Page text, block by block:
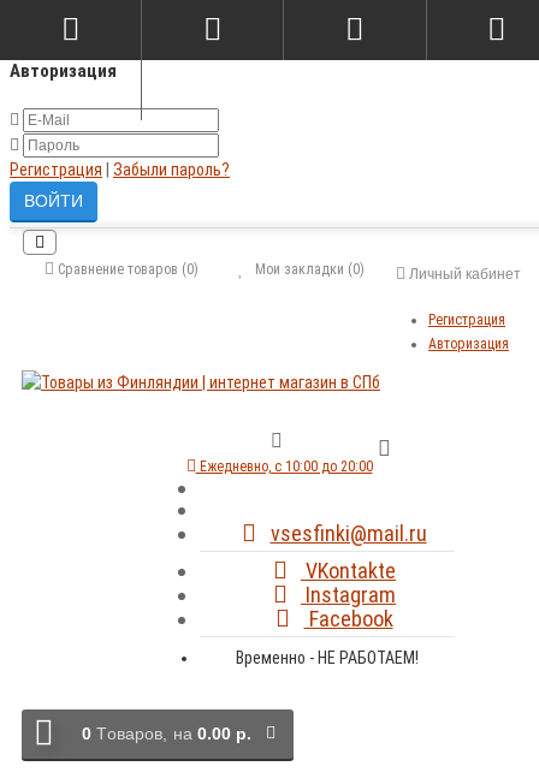
Авторизация
Регистрация Забыли пароль?
Личный кабинет
Регистрация
Авторизация
Мои закладки (0)
Сравнение товаров (0)
Ежедневно, с 10:00 до 20:00
vsesfinki@mail.ru
VKontakte
Instagram
Facebook
Временно - НЕ РАБОТАЕМ!
0 Tоваров, на 0.00 р.